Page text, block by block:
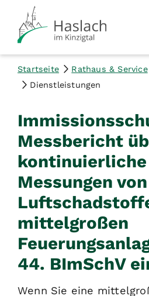
Startseite Rathaus & Service
Dienstleistungen
Messbericht
kontinuierliche
Messungen von
mittelgroßen
44. BImSchV
Wenn Sie eine